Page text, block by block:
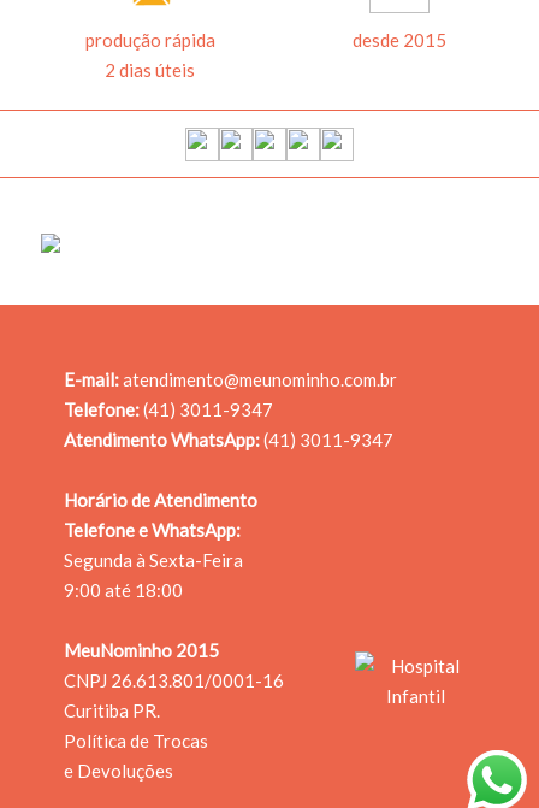
produção rápida
2 dias úteis
desde 2015
E-mail:atendimento@meunominho.com.br
Telefone:(41) 3011-9347
Atendimento WhatsApp:(41) 3011-9347
Horário de Atendimento
Telefone e WhatsApp:
Segunda à Sexta-Feira
9:00 até 18:00
MeuNominho 2015
CNPJ 26.613.801/0001­-16
Curitiba PR.
Política de Trocas
e Devoluções